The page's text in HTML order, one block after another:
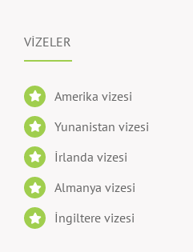
VİZELER
Amerika vizesi
Yunanistan vizesi
İrlanda vizesi
Almanya vizesi
İngiltere vizesi